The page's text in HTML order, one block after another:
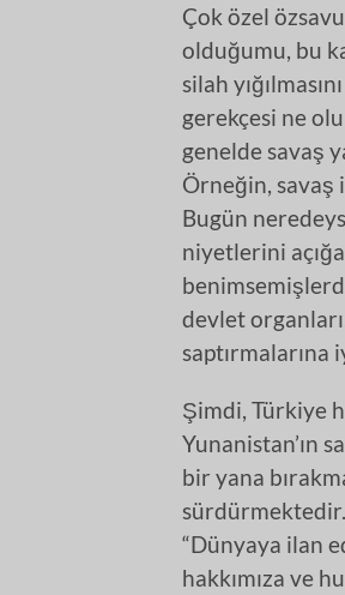
Çok özel
olduğumu, bu
silah
gerekçesi ne
genelde savaş
Örneğin, savaş
Bugün
niyetlerini
devlet
Şimdi, Türkiye
Yunanistan’ın
bir yana
sürdürmektedir.
“Dünyaya ilan
hakkımıza ve